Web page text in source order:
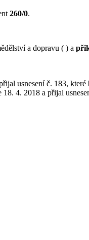
260/0.
a dopravu ( ) a
usnesení č. 183,
4. 2018 a přijal